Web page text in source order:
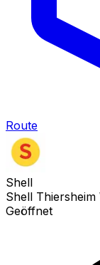
Route
Shell
Shell Thiersheim
Geöffnet